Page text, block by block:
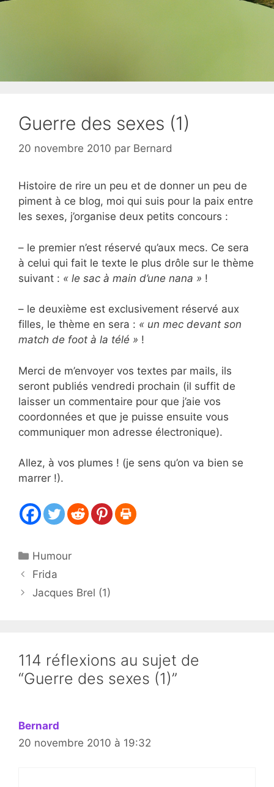
Guerre des sexes (1)
20 novembre 2010 par Bernard
Histoire de rire un peu et de donner un peu de
piment à ce blog, moi qui suis pour la paix entre
les sexes, j’organise deux petits concours :
– le premier n’est réservé qu’aux mecs. Ce sera
à celui qui fait le texte le plus drôle sur le thème
suivant : « le sac à main d’une nana » !
– le deuxième est exclusivement réservé aux
filles, le thème en sera : « un mec devant son
match de foot à la télé » !
Merci de m’envoyer vos textes par mails, ils
seront publiés vendredi prochain (il suffit de
laisser un commentaire pour que j’aie vos
coordonnées et que je puisse ensuite vous
communiquer mon adresse électronique).
Allez, à vos plumes ! (je sens qu’on va bien se
marrer !).
Catégories
Humour
Frida
Jacques Brel (1)
114 réflexions au sujet de
“Guerre des sexes (1)”
Bernard
20 novembre 2010 à 19:32